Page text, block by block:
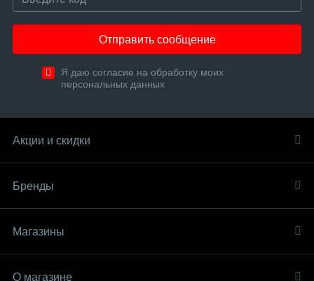
Отправить сообщение
Я даю согласие на обработку моих
персональных данных
Акции и скидки
Бренды
Магазины
О магазине